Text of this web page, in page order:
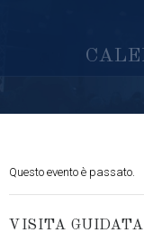
CALE
Questo evento è passato.
VISITA GUIDATA